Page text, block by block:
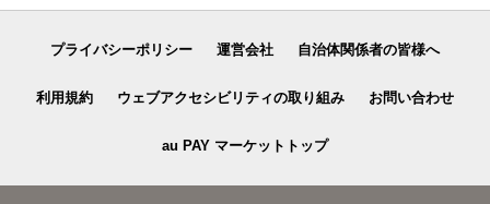
プライバシーポリシー 運営会社 自治体関係者の皆様へ
利用規約 ウェブアクセシビリティの取り組み お問い合わせ
au PAY マーケットトップ